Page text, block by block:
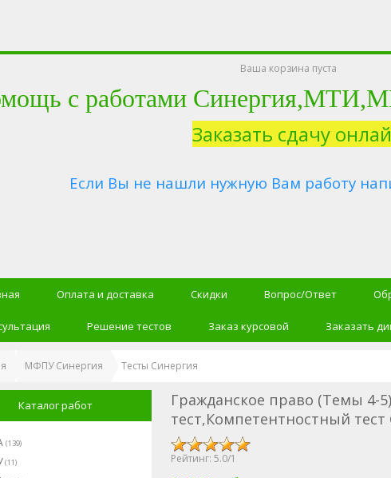
Ваша корзина пуста
с работами
Заказать сдачу
Если Вы не нашли нужную Вам работу
Оплата и доставка Скидки Вопрос/Ответ
Решение тестов Заказ курсовой Заказать
МФПУ Синергия Тесты Синергия
Каталог работ
(139)
(11)
Гражданское право (Темы 4-
тест,Компетентностный
Рейтинг: 5.0/1